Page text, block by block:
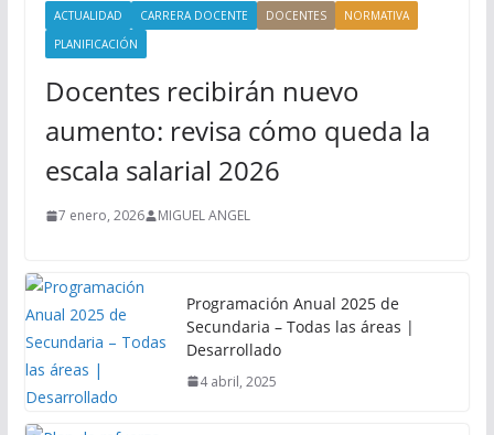
ACTUALIDAD CARRERA DOCENTE DOCENTES
NORMATIVA
PLANIFICACIÓN
Docentes recibirán nuevo
aumento: revisa cómo queda la
escala salarial 2026
7 enero, 2026 MIGUEL ANGEL
Programación Anual 2025 de
Secundaria – Todas las áreas |
Desarrollado
4 abril, 2025